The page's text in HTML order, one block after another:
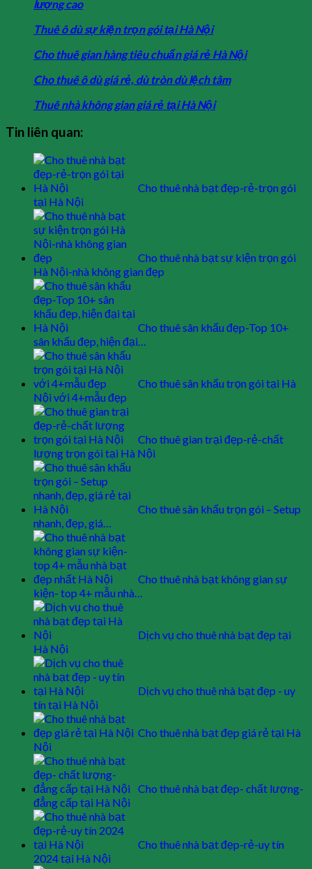
lượng cao
Thuê ô dù sự kiện trọn gói tại Hà Nội
Cho thuê gian hàng tiêu chuẩn giá rẻ Hà Nội
Cho thuê ô dù giá rẻ, dù tròn dù lệch tâm
Thuê nhà không gian giá rẻ tại Hà Nội
Tin liên quan:
Cho thuê nhà bạt đẹp-rẻ-trọn gói
tại Hà Nội
Cho thuê nhà bạt sự kiện trọn gói
Hà Nội-nhà không gian đẹp
Cho thuê sân khấu đẹp-Top 10+
sân khấu đẹp, hiện đại…
Cho thuê sân khấu trọn gói tại Hà
Nội với 4+mẫu đẹp
Cho thuê gian trại đẹp-rẻ-chất
lượng trọn gói tại Hà Nội
Cho thuê sân khấu trọn gói – Setup
nhanh, đẹp, giá…
Cho thuê nhà bạt không gian sự
kiện- top 4+ mẫu nhà…
Dịch vụ cho thuê nhà bạt đẹp tại
Hà Nội
Dịch vụ cho thuê nhà bạt đẹp - uy
tín tại Hà Nội
Cho thuê nhà bạt đẹp giá rẻ tại Hà
Nội
Cho thuê nhà bạt đẹp- chất lượng-
đẳng cấp tại Hà Nội
Cho thuê nhà bạt đẹp-rẻ-uy tín
2024 tại Hà Nội